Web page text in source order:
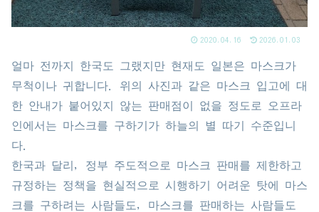
2020.04.16 2026.01.03
얼마 전까지 한국도 그랬지만 현재도 일본은 마스크가
무척이나 귀합니다. 위의 사진과 같은 마스크 입고에 대
한 안내가 붙어있지 않는 판매점이 없을 정도로 오프라
인에서는 마스크를 구하기가 하늘의 별 따기 수준입니
다.
한국과 달리, 정부 주도적으로 마스크 판매를 제한하고
규정하는 정책을 현실적으로 시행하기 어려운 탓에 마스
크를 구하려는 사람들도, 마스크를 판매하는 사람들도